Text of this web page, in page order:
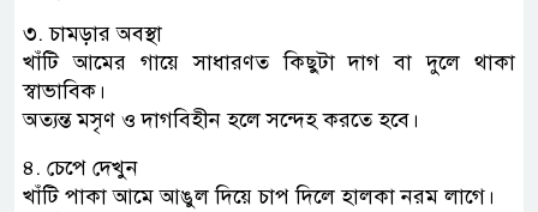
৩. চামড়ার অবস্থা
খাঁটি আমের গায়ে সাধারণত কিছুটা দাগ বা দুলে থাকা
স্বাভাবিক।
অত্যন্ত মসৃণ ও দাগবিহীন হলে সন্দেহ করতে হবে।
৪. চেপে দেখুন
খাঁটি পাকা আমে আঙুল দিয়ে চাপ দিলে হালকা নরম লাগে।